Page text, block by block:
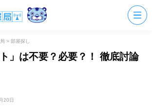
> 部屋探し
」は不要？必要？！ 徹底討論
20日